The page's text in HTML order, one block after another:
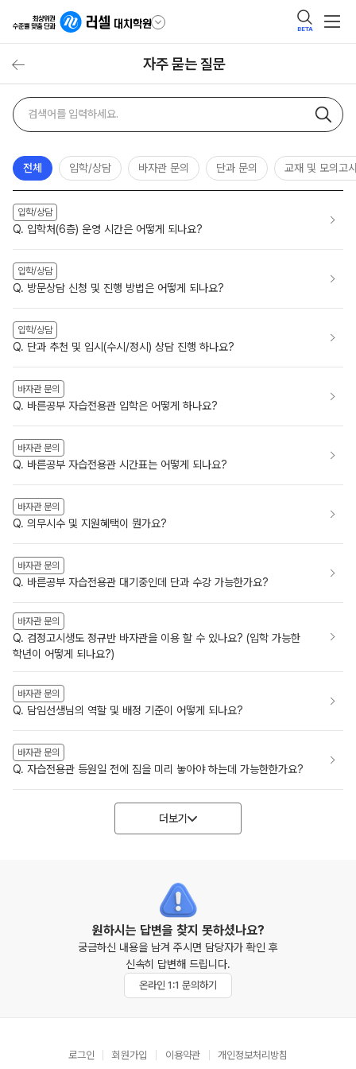
BETA
자주 묻는 질문
자주
묻는
검색
검색어
전체 입학/상담 바자관 문의 단과 문의 교재 및 모의고
입학/상담
Q. 입학처(6층) 운영 시간은 어떻게 되나요?
입학/상담
Q. 방문상담 신청 및 진행 방법은 어떻게 되나요?
입학/상담
Q. 단과 추천 및 입시(수시/정시) 상담 진행 하나요?
바자관 문의
Q. 바른공부 자습전용관 입학은 어떻게 하나요?
바자관 문의
Q. 바른공부 자습전용관 시간표는 어떻게 되나요?
바자관 문의
Q. 의무시수 및 지원혜택이 뭔가요?
바자관 문의
Q. 바른공부 자습전용관 대기중인데 단과 수강 가능한가요?
바자관 문의
Q. 검정고시생도 정규반 바자관을 이용 할 수 있나요? (입학 가능한
학년이 어떻게 되나요?)
바자관 문의
Q. 담임선생님의 역할 및 배정 기준이 어떻게 되나요?
바자관 문의
Q. 자습전용관 등원일 전에 짐을 미리 놓아야 하는데 가능한한가요?
더보기
원하시는 답변을 찾지 못하셨나요?
궁금하신 내용을 남겨 주시면 담당자가 확인 후
신속히 답변해 드립니다.
온라인 1:1 문의하기
로그인 회원가입 이용약관 개인정보처리방침